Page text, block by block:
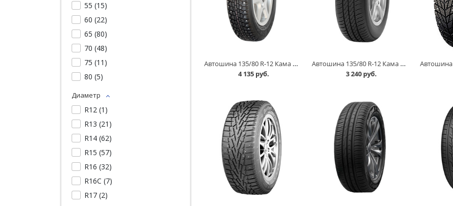
55 (15)
60 (22)
65 (80)
70 (48)
75 (11 )
80 (5)
Диаметр
R12 (1 )
R13 (21 )
R14 (62)
R15 (57)
R16 (32)
R16C (7)
R17 (2)
Автошина 135/80 R-12 Кама 503 68Q шип в Омске
4 135 руб.
Автошина 135/80 R-12 Кама 365 (НК-241) 72T в Омске
3 240 руб.